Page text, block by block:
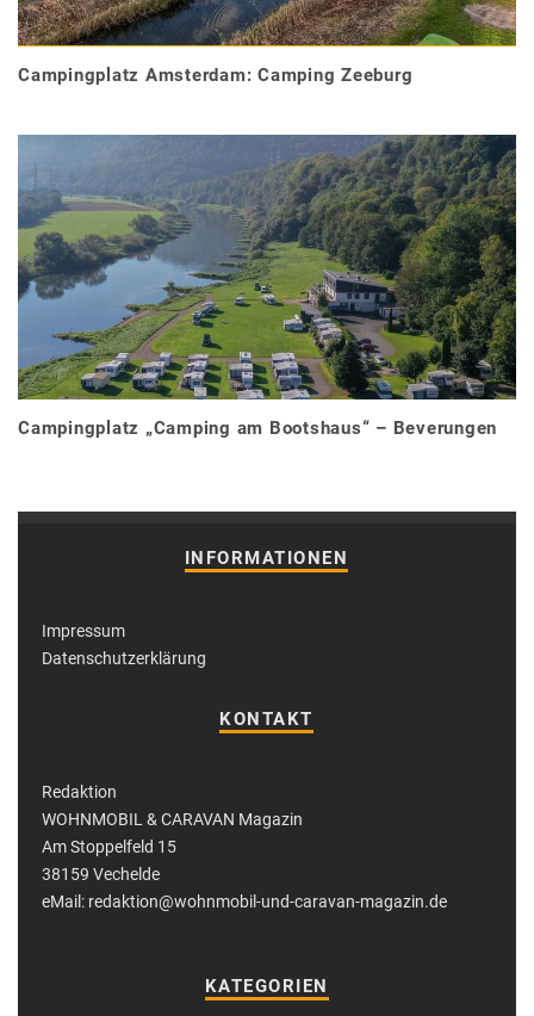
Campingplatz Amsterdam: Camping Zeeburg
Campingplatz „Camping am Bootshaus“ – Beverungen
INFORMATIONEN
Impressum
Datenschutzerklärung
KONTAKT
Redaktion
WOHNMOBIL & CARAVAN Magazin
Am Stoppelfeld 15
38159 Vechelde
eMail: redaktion@wohnmobil-und-caravan-magazin.de
KATEGORIEN